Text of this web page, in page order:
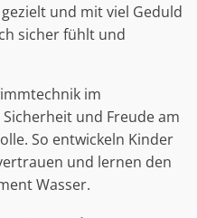
und mit viel Geduld
sicher fühlt und
im
und Freude am
So entwickeln Kinder
und lernen den
Wasser.